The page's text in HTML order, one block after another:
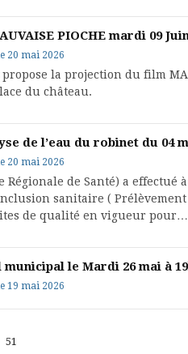
PIOCHE mardi 09
20 mai 2026
propose la projection du film
du château.
de l’eau du robinet du 04
20 mai 2026
Régionale de Santé) a
sanitaire (
de qualité en vigueur pour…
le Mardi 26 mai à
19 mai 2026
Page
51